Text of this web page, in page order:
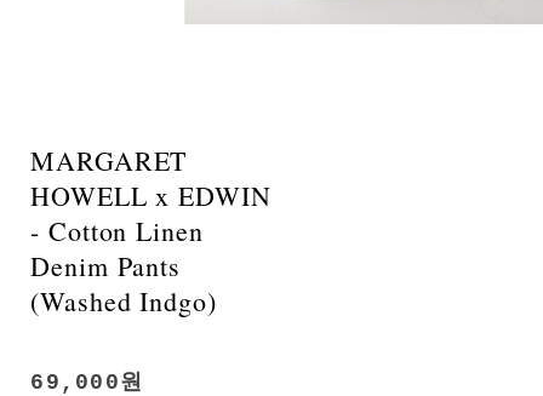
MARGARET
HOWELL x EDWIN
- Cotton Linen
Denim Pants
(Washed Indgo)
69,000원